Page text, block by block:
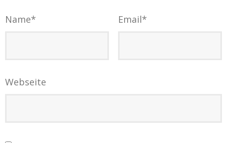
Name* Email*
Webseite